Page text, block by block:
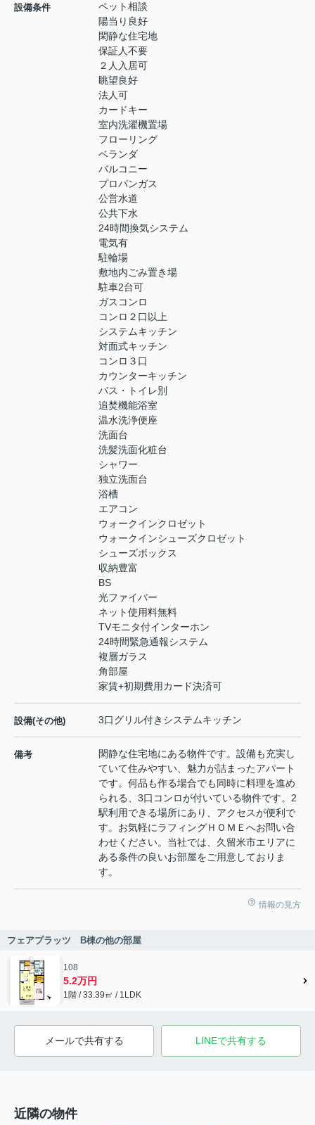
設備条件
ペット相談
陽当り良好
閑静な住宅地
保証人不要
２人入居可
眺望良好
法人可
カードキー
室内洗濯機置場
フローリング
ベランダ
バルコニー
プロパンガス
公営水道
公共下水
24時間換気システム
電気有
駐輪場
敷地内ごみ置き場
駐車2台可
ガスコンロ
コンロ２口以上
システムキッチン
対面式キッチン
コンロ３口
カウンターキッチン
バス・トイレ別
追焚機能浴室
温水洗浄便座
洗面台
洗髪洗面化粧台
シャワー
独立洗面台
浴槽
エアコン
ウォークインクロゼット
ウォークインシューズクロゼット
シューズボックス
収納豊富
BS
光ファイバー
ネット使用料無料
TVモニタ付インターホン
24時間緊急通報システム
複層ガラス
角部屋
家賃+初期費用カード決済可
設備(その他) 3口グリル付きシステムキッチン
備考
閑静な住宅地にある物件です。設備も充実し
ていて住みやすい、魅力が詰まったアパート
です。何品も作る場合でも同時に料理を進め
られる、3口コンロが付いている物件です。2
駅利用できる場所にあり、アクセスが便利で
す。お気軽にラフィングＨＯＭＥへお問い合
わせください。当社では、久留米市エリアに
ある条件の良いお部屋をご用意しておりま
す。
情報の見方
フェアプラッツ B棟の他の部屋
108
5.2万円
1階 / 33.39㎡ / 1LDK
メールで共有する LINEで共有する
近隣の物件